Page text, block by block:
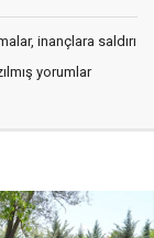
inançlara saldırı
yorumlar